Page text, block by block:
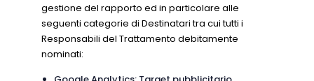
gestione del rapporto ed in particolare alle
seguenti categorie di Destinatari tra cui tutti i
Responsabili del Trattamento debitamente
nominati: